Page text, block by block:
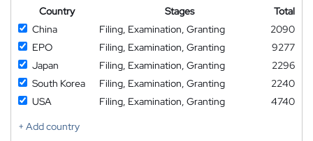
Country Stages
Total
China
Filing, Examination, Granting
2090
EPO
Filing, Examination, Granting
9277
Japan
Filing, Examination, Granting
2296
South Korea
Filing, Examination, Granting
2240
USA
Filing, Examination, Granting
4740
+ Add country